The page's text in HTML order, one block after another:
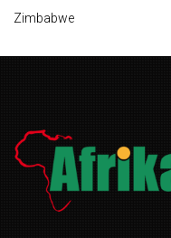
Zimbabwe